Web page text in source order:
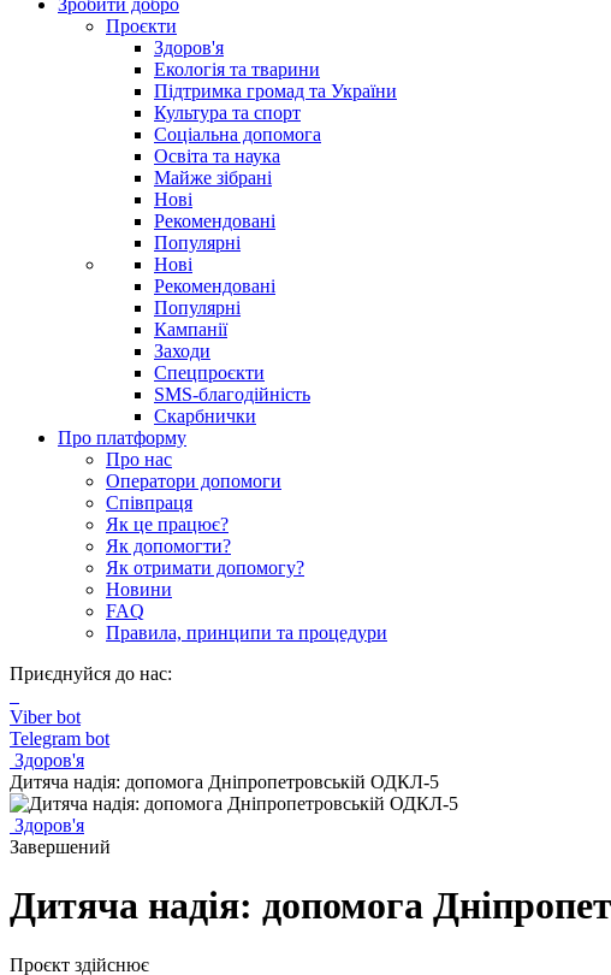
Зробити добро
Проєкти
Здоров'я
Екологія та тварини
Підтримка громад та України
Культура та спорт
Соціальна допомога
Освіта та наука
Майже зібрані
Нові
Рекомендовані
Популярні
Нові
Рекомендовані
Популярні
Кампанії
Заходи
Спецпроєкти
SMS-благодійність
Скарбнички
Про платформу
Про нас
Оператори допомоги
Співпраця
Як це працює?
Як допомогти?
Як отримати допомогу?
Новини
FAQ
Правила, принципи та процедури
Приєднуйся до нас:
Viber bot
Telegram bot
Здоров'я
Дитяча надія: допомога Дніпропетровській ОДКЛ-5
Здоров'я
Завершений
Дитяча надія: допомога
Проєкт здійснює